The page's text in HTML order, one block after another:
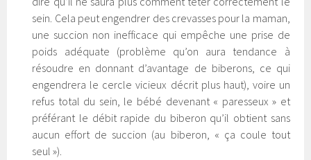
sein. Cela peut engendrer des crevasses pour la maman,
une succion non inefficace qui empêche une prise de
poids adéquate (problème qu’on aura tendance à
résoudre en donnant d’avantage de biberons, ce qui
engendrera le cercle vicieux décrit plus haut), voire un
refus total du sein, le bébé devenant « paresseux » et
préférant le débit rapide du biberon qu’il obtient sans
aucun effort de succion (au biberon, « ça coule tout
seul »).